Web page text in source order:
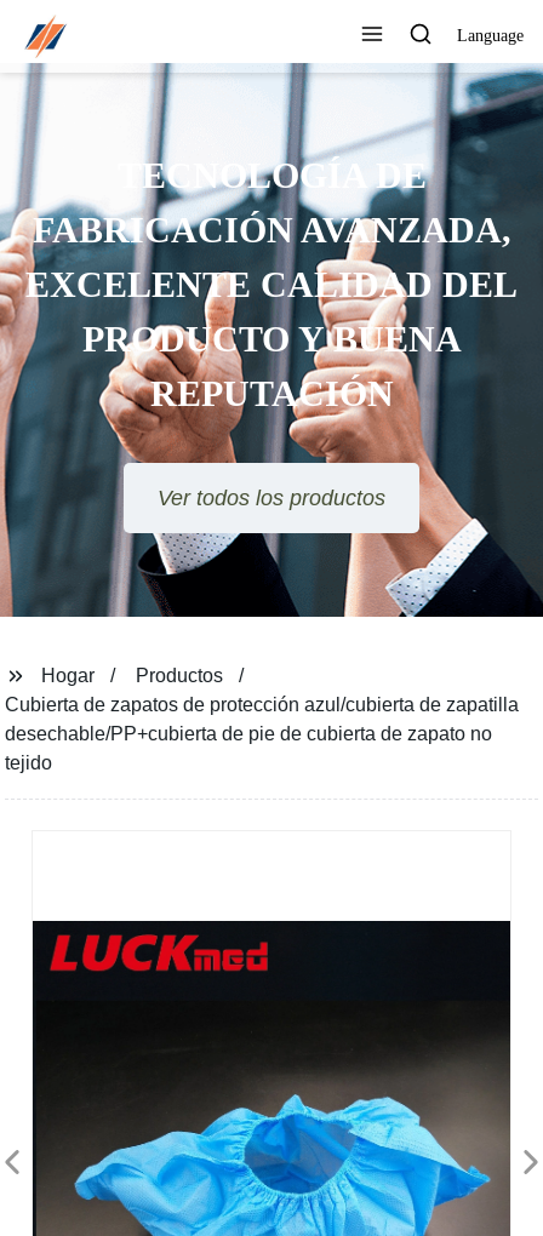
Language
PERSONALIZAR
DISEÑOS Y
ESTILOS
Ver todos los productos
Hogar
Productos
Cubierta de zapatos de protección azul/cubierta de zapatilla
desechable/PP+cubierta de pie de cubierta de zapato no
tejido